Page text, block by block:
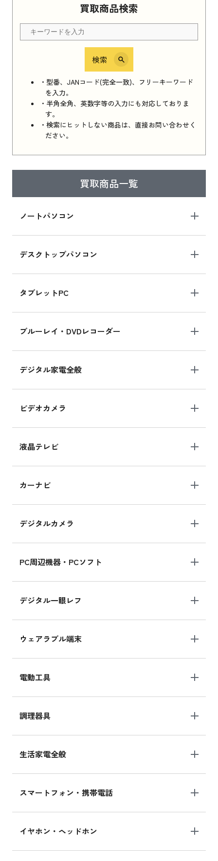
買取商品検索
検索
・型番、JANコード(完全一致)、フリーキーワード
を入力。
・半角全角、英数字等の入力にも対応しておりま
す。
・検索にヒットしない商品は、直接お問い合わせく
ださい。
買取商品一覧
ノートパソコン
デスクトップパソコン
タブレットPC
ブルーレイ・DVDレコーダー
デジタル家電全般
ビデオカメラ
液晶テレビ
カーナビ
デジタルカメラ
PC周辺機器・PCソフト
デジタル一眼レフ
ウェアラブル端末
電動工具
調理器具
生活家電全般
スマートフォン・携帯電話
イヤホン・ヘッドホン
Apple Watch Series 11 2025 新品買取価格はこ
ちら
iPhone 16e シリーズ 2025
iPhone 16e シリーズ 2025 新品買取価格はこち
ら
iPad 11インチ 2025年春モデル
はこちら
ら
iPad mini シリーズ 2024
iPad mini 8.3インチ の新品買取価格
iPhone 16 シリーズ
iPhone 16 の新品買取価格
iPad Air 11インチ シリーズ
iPad Air 11インチ の新品買取価格
iPhone 15 128GB シリーズ
iPhone 15 128GB の新品買取価格
MK2K3J/Aの新品買取価格はこちら